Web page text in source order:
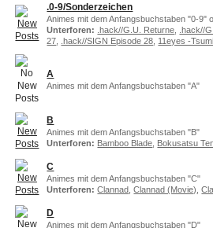
.0-9/Sonderzeichen
Animes mit dem Anfangsbuchstaben "0-9"
Unterforen: .hack//G.U. Returne .hack//
27
.hack//SIGN Episode 28 11eyes -
A
Animes mit dem Anfangsbuchstaben "A"
B
Animes mit dem Anfangsbuchstaben "B"
Unterforen: Bamboo Blade Bokusatsu
C
Animes mit dem Anfangsbuchstaben "C"
Unterforen: Clannad ,Clannad (Movie) ,
D
Animes mit dem Anfangsbuchstaben "D"